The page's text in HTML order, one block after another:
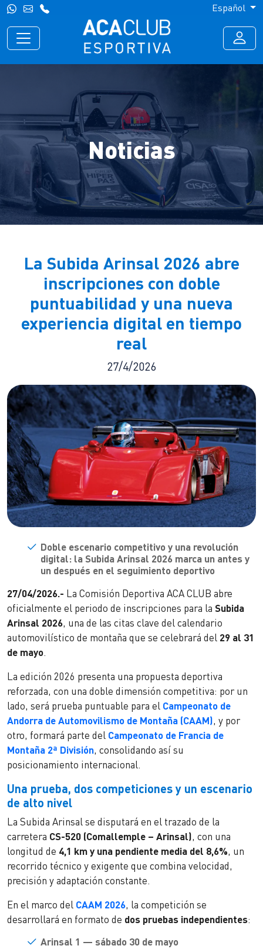
Español
Noticias
La Subida Arinsal 2026 abre
inscripciones con doble
puntuabilidad y una nueva
experiencia digital en tiempo
real
27/4/2026
Doble escenario competitivo y una revolución
digital: la Subida Arinsal 2026 marca un antes y
un después en el seguimiento deportivo
27/04/2026.- La Comisión Deportiva ACA CLUB abre
oficialmente el periodo de inscripciones para la Subida
Arinsal 2026, una de las citas clave del calendario
automovilístico de montaña que se celebrará del 29 al 31
de mayo.
La edición 2026 presenta una propuesta deportiva
reforzada, con una doble dimensión competitiva: por un
lado, será prueba puntuable para el Campeonato de
Andorra de Automovilismo de Montaña (CAAM), y por
otro, formará parte del Campeonato de Francia de
Montaña 2ª División, consolidando así su
posicionamiento internacional.
Una prueba, dos competiciones y un escenario
de alto nivel
La Subida Arinsal se disputará en el trazado de la
carretera CS-520 (Comallemple – Arinsal), con una
longitud de 4,1 km y una pendiente media del 8,6%, un
recorrido técnico y exigente que combina velocidad,
precisión y adaptación constante.
En el marco del CAAM 2026, la competición se
desarrollará en formato de dos pruebas independientes:
Arinsal 1 — sábado 30 de mayo